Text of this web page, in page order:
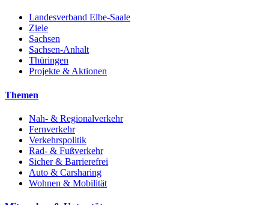
Landesverband Elbe-Saale
Ziele
Sachsen
Sachsen-Anhalt
Thüringen
Projekte & Aktionen
Themen
Nah- & Regionalverkehr
Fernverkehr
Verkehrspolitik
Rad- & Fußverkehr
Sicher & Barrierefrei
Auto & Carsharing
Wohnen & Mobilität